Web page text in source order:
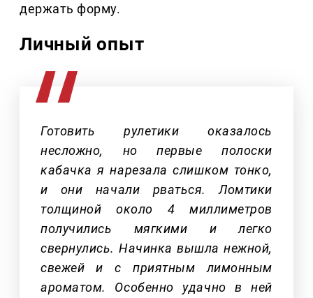
держать форму.
Личный опыт
Готовить рулетики оказалось
несложно, но первые полоски
кабачка я нарезала слишком тонко,
и они начали рваться. Ломтики
толщиной около 4 миллиметров
получились мягкими и легко
свернулись. Начинка вышла нежной,
свежей и с приятным лимонным
ароматом. Особенно удачно в ней